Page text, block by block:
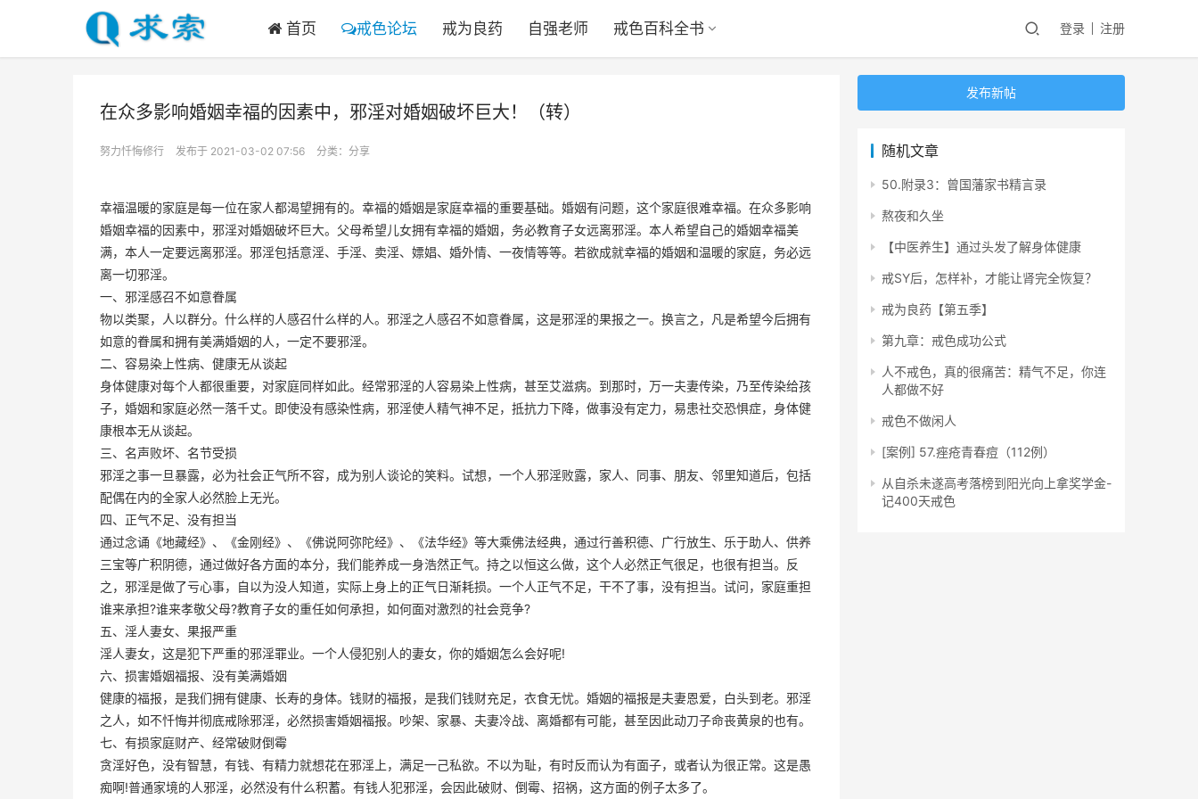
首页 戒色论坛 戒为良药 自强老师 戒色百科全书 登录 注册
在众多影响婚姻幸福的因素中，邪淫对婚姻破坏巨大！（转）
努力忏悔修行 发布于 2021-03-02 07:56 分类： 分享
幸福温暖的家庭是每一位在家人都渴望拥有的。幸福的婚姻是家庭幸福的重要基础。婚姻有问题，这个家庭很难幸福。在众多影响
婚姻幸福的因素中，邪淫对婚姻破坏巨大。父母希望儿女拥有幸福的婚姻，务必教育子女远离邪淫。本人希望自己的婚姻幸福美
满，本人一定要远离邪淫。邪淫包括意淫、手淫、卖淫、嫖娼、婚外情、一夜情等等。若欲成就幸福的婚姻和温暖的家庭，务必远
离一切邪淫。
一、邪淫感召不如意眷属
物以类聚，人以群分。什么样的人感召什么样的人。邪淫之人感召不如意眷属，这是邪淫的果报之一。换言之，凡是希望今后拥有
如意的眷属和拥有美满婚姻的人，一定不要邪淫。
二、容易染上性病、健康无从谈起
身体健康对每个人都很重要，对家庭同样如此。经常邪淫的人容易染上性病，甚至艾滋病。到那时，万一夫妻传染，乃至传染给孩
子，婚姻和家庭必然一落千丈。即使没有感染性病，邪淫使人精气神不足，抵抗力下降，做事没有定力，易患社交恐惧症，身体健
康根本无从谈起。
三、名声败坏、名节受损
邪淫之事一旦暴露，必为社会正气所不容，成为别人谈论的笑料。试想，一个人邪淫败露，家人、同事、朋友、邻里知道后，包括
配偶在内的全家人必然脸上无光。
四、正气不足、没有担当
通过念诵《地藏经》、《金刚经》、《佛说阿弥陀经》、《法华经》等大乘佛法经典，通过行善积德、广行放生、乐于助人、供养
三宝等广积阴德，通过做好各方面的本分，我们能养成一身浩然正气。持之以恒这么做，这个人必然正气很足，也很有担当。反
之，邪淫是做了亏心事，自以为没人知道，实际上身上的正气日渐耗损。一个人正气不足，干不了事，没有担当。试问，家庭重担
谁来承担?谁来孝敬父母?教育子女的重任如何承担，如何面对激烈的社会竞争?
五、淫人妻女、果报严重
淫人妻女，这是犯下严重的邪淫罪业。一个人侵犯别人的妻女，你的婚姻怎么会好呢!
六、损害婚姻福报、没有美满婚姻
健康的福报，是我们拥有健康、长寿的身体。钱财的福报，是我们钱财充足，衣食无忧。婚姻的福报是夫妻恩爱，白头到老。邪淫
之人，如不忏悔并彻底戒除邪淫，必然损害婚姻福报。吵架、家暴、夫妻冷战、离婚都有可能，甚至因此动刀子命丧黄泉的也有。
七、有损家庭财产、经常破财倒霉
贪淫好色，没有智慧，有钱、有精力就想花在邪淫上，满足一己私欲。不以为耻，有时反而认为有面子，或者认为很正常。这是愚
痴啊!普通家境的人邪淫，必然没有什么积蓄。有钱人犯邪淫，会因此破财、倒霉、招祸，这方面的例子太多了。
发布新帖
随机文章
50.附录3：曾国藩家书精言录
熬夜和久坐
【中医养生】通过头发了解身体健康
戒SY后，怎样补，才能让肾完全恢复？
戒为良药【第五季】
第九章：戒色成功公式
人不戒色，真的很痛苦：精气不足，你连
人都做不好
戒色不做闲人
[案例] 57.痤疮青春痘（112例）
从自杀未遂高考落榜到阳光向上拿奖学金-
记400天戒色